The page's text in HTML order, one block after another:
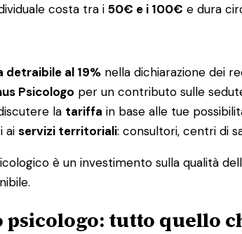
costa tra i 50€ e i 100€ e dura
detraibile al 19% nella dichiarazione dei
Psicologo per un contributo sulle
la tariffa in base alle tue
ai servizi territoriali: consultori, centri di
è un investimento sulla qualità
psicologo: tutto quello